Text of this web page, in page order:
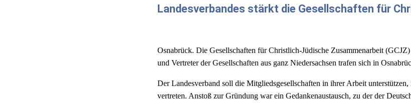
Landesverbandes stärkt die Gesellschaften für
Osnabrück. Die Gesellschaften für Christlich-Jüdische Zusammenarbeit
und Vertreter der Gesellschaften aus ganz Niedersachsen trafen sich in
Der Landesverband soll die Mitgliedsgesellschaften in ihrer Arbeit
vertreten. Anstoß zur Gründung war ein Gedankenaustausch, zu der der